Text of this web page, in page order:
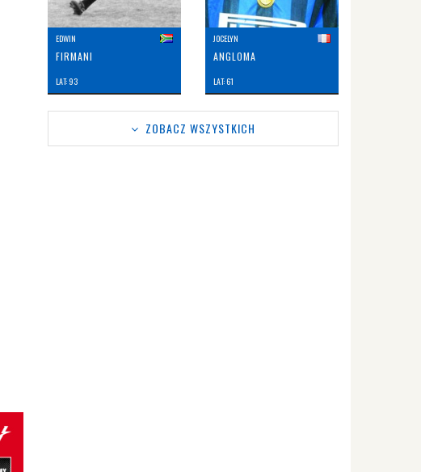
EDWIN
FIRMANI
LAT: 93
JOCELYN
ANGLOMA
LAT: 61
ZOBACZ WSZYSTKICH